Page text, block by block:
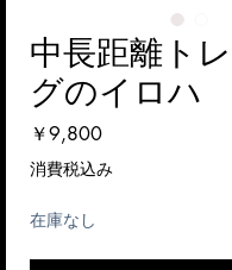
中長距離ト
グのイロハ
￥9,800価
格
消費税込み
在庫なし